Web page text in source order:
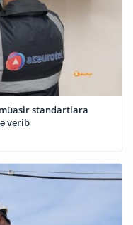
müasir standartlara
verib